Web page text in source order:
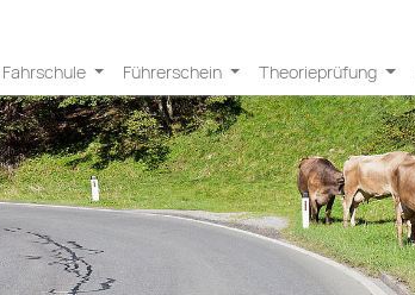
Fahrschule Führerschein Theorieprüfung